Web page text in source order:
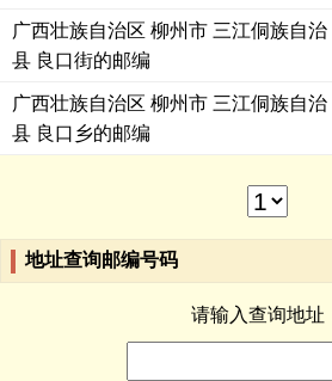
广西壮族自治区 柳州市 三江侗族自治
县 良口街的邮编
广西壮族自治区 柳州市 三江侗族自治
县 良口乡的邮编
地址查询邮编号码
请输入查询地址